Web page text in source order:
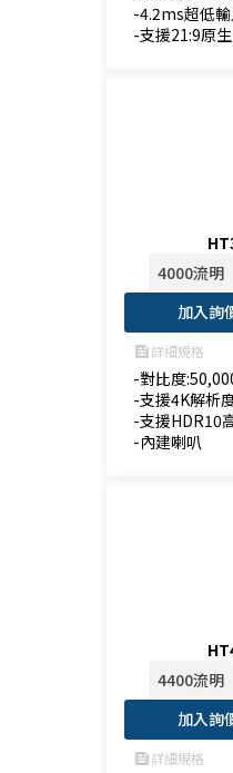
-4.2ms超低
-支援21:9原
4000流明
加入詢
feed詳細規格
-對比度
-支援4K解析
-支援HDR10
-內建喇叭
4400流明
加入詢
feed詳細規格